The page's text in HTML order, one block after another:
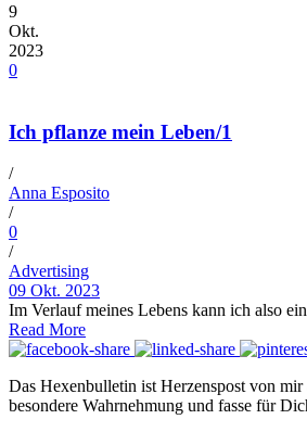
9
Okt.
2023
0
Ich pflanze mein Leben/1
/
Anna Esposito
/
0
/
Advertising
09 Okt. 2023
Im Verlauf meines Lebens kann ich also
Read More
Das Hexenbulletin ist Herzenspost von
besondere Wahrnehmung und fasse für